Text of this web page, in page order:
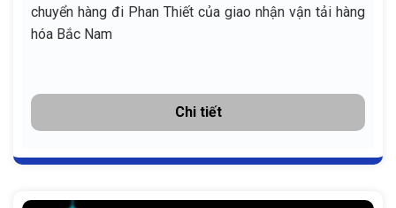
chuyển hàng đi Phan Thiết của giao nhận vận tải hàng
hóa Bắc Nam
Chi tiết